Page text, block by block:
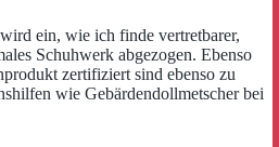
ein, wie ich finde vertretbarer,
Schuhwerk abgezogen. Ebenso
zertifiziert sind ebenso zu
wie Gebärdendollmetscher bei